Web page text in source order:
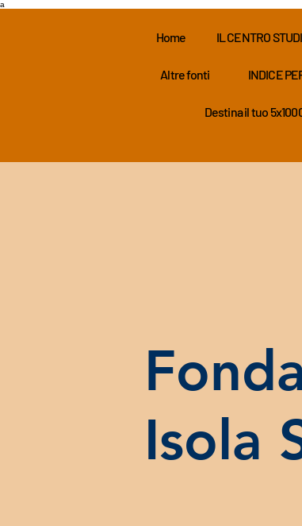
a
Home IL CENTRO STUDI
Altre fonti INDICE
Destina il tuo
Isola